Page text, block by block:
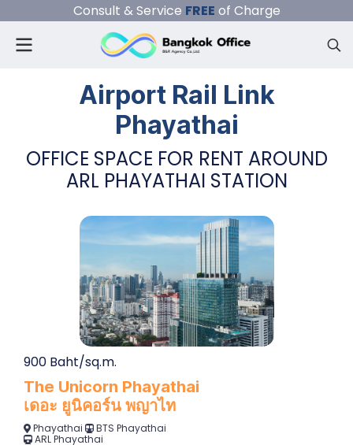
Consult & Service FREE of Charge
Airport Rail Link
Phayathai
OFFICE SPACE FOR RENT AROUND
ARL PHAYATHAI STATION
900 Baht/sq.m.
The Unicorn Phayathai
เดอะ ยูนิคอร์น พญาไท
Phayathai
BTS Phayathai
ARL Phayathai